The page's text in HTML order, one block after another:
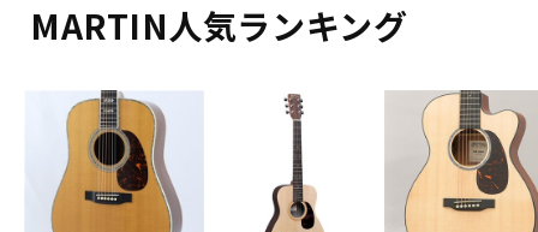
アンプ エフェクター
DJ機器
DTM オンライン納品 レコーディング機器
MARTIN人気ランキング